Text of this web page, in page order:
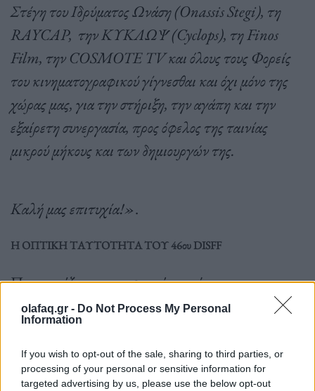
olafaq.gr - Do Not Process My Personal
Information
If you wish to opt-out of the sale, sharing to third parties, or
processing of your personal or sensitive information for
targeted advertising by us, please use the below opt-out
Στέγη του Ιδρύματος Ωνάση (Onassis Stegi), τη
RAYCAP, την ΚΥΚΛΩΨ (Cyclops), τη Finos
Film, την COSMOTE TV και όλους τους Φορείς
του κινηματογραφικού γίγνεσθαι και όχι μόνο της
χώρας μας, για την στήριξη, την αγάπη και την
εξαίρετη συνεργασία, προς όφελος της ταινίας
μικρού μήκους και των δημιουργών της.
Καλή μας επιτυχία!».
Η ΟΠΤΙΚΗ ΤΑΥΤΟΤΗΤΑ ΤΟΥ 46ου DISFF
Παρουσιάζοντας την φετινή ταυτότητα του
Φεστιβάλ Δράμας οΔημήτρης Παπάζογλου
Designer, DpS Athens και DISFF Head of
Branding είπε: